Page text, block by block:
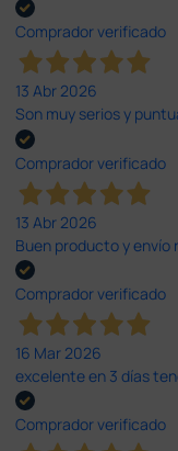
Comprador verificado
13 Abr 2026
Son muy serios y
Comprador verificado
13 Abr 2026
Buen producto y envío
Comprador verificado
16 Mar 2026
excelente en 3 días
Comprador verificado